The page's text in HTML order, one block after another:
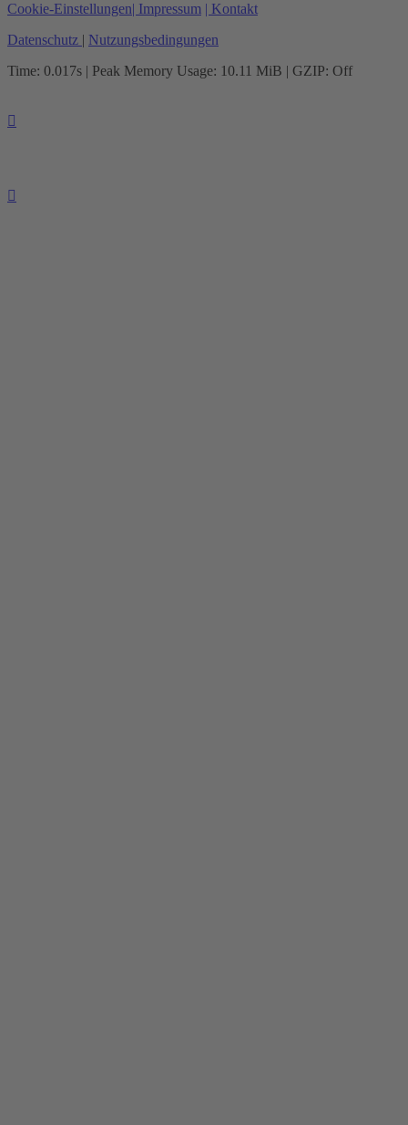
Cookie-Einstellungen| Impressum | Kontakt
Datenschutz | Nutzungsbedingungen
Time: 0.017s | Peak Memory Usage: 10.11 MiB | GZIP: Off